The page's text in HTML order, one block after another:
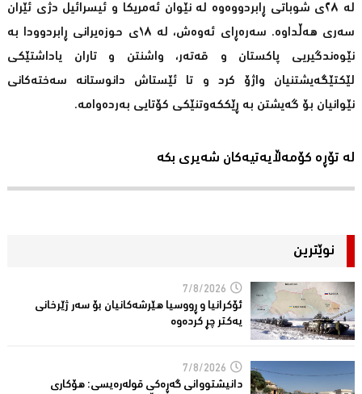
لە ٢٨ی شوباتی ڕابردووەوە لە نێوان ئەمریکا و ئیسرائیل دژی ئێران
سەری هەڵداوە. سەرەڕای ئەوەش، لە ١٨ی حوزەیرانی ڕابردوودا بە
نێوەندگیریی پاکستان و قەتەر، واشنتن و تاران یاداشتێکی
لێکتێگەیشتنیان واژۆ کرد و تا ئێستاش دانوستانە سەختەکانی
نێوانیان بۆ گەیشتن بە ڕێککەوتنێکی کۆتایی بەردەوامە.
لە تۆڕە کۆمەڵایەتیەکان شەیری بکە
نوێترین
7/8/2026
ئۆكرانیا و ڕووسیا هێرشەكانیان بۆ سەر ژێرخانی
یەكتر چڕ كردەوە
7/8/2026
دانیشتووانى گەڕەكی قولەرەیسی: هۆکارى